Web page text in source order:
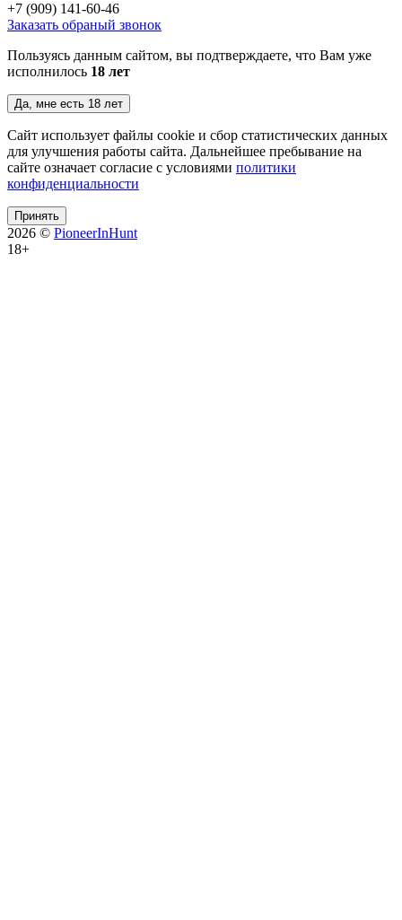
+7 (909) 141-60-46
Заказать обраный звонок
Пользуясь данным сайтом, вы подтверждаете, что Вам уже
исполнилось 18 лет
Да, мне есть 18 лет
Сайт использует файлы cookie и сбор статистических данных
для улучшения работы сайта. Дальнейшее пребывание на
сайте означает согласие с условиями политики
конфиденциальности
Принять
2026 © PioneerInHunt
18+